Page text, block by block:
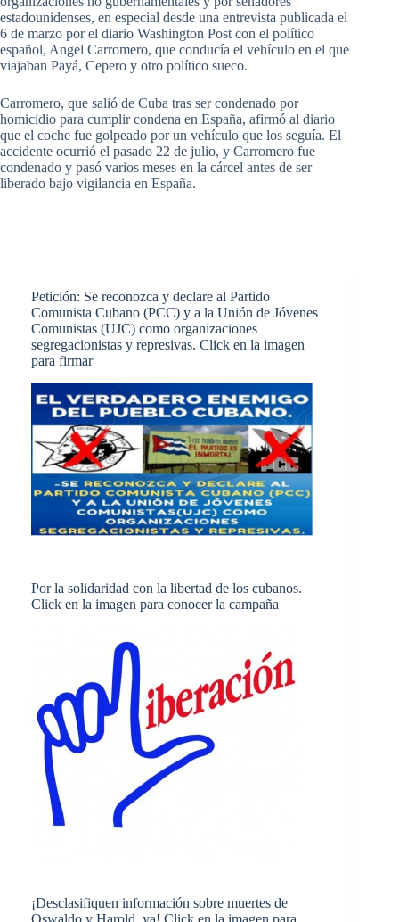
estadounidenses, en especial desde una entrevista publicada el
6 de marzo por el diario Washington Post con el político
español, Angel Carromero, que conducía el vehículo en el que
viajaban Payá, Cepero y otro político sueco.
Carromero, que salió de Cuba tras ser condenado por
homicidio para cumplir condena en España, afirmó al diario
que el coche fue golpeado por un vehículo que los seguía. El
accidente ocurrió el pasado 22 de julio, y Carromero fue
condenado y pasó varios meses en la cárcel antes de ser
liberado bajo vigilancia en España.
Petición: Se reconozca y declare al Partido
Comunista Cubano (PCC) y a la Unión de Jóvenes
Comunistas (UJC) como organizaciones
segregacionistas y represivas. Click en la imagen
para firmar
Por la solidaridad con la libertad de los cubanos.
Click en la imagen para conocer la campaña
¡Desclasifiquen información sobre muertes de
Oswaldo y Harold, ya! Click en la imagen para